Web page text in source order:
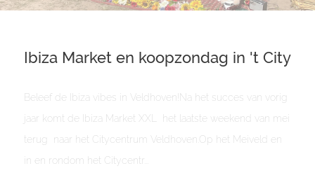
Ibiza Market en koopzondag in 't City
Beleef de Ibiza vibes in Veldhoven!Na het succes van vorig
jaar komt de Ibiza Market XXL het laatste weekend van mei
terug naar het Citycentrum Veldhoven.Op het Meiveld en
in en rondom het Citycentr...